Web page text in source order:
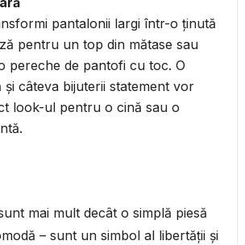
pantalonii largi într-o ținută
pentru un top din mătase sau
pereche de pantofi cu toc. O
și câteva bijuterii statement vor
look-ul pentru o cină sau o
mai mult decât o simplă piesă
– sunt un simbol al libertății și